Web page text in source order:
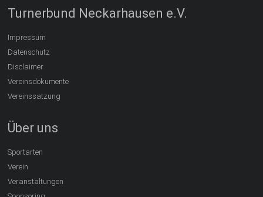
Turnerbund Neckarhausen e.V.
Impressum
Datenschutz
Disclaimer
Vereinsdokumente
Vereinssatzung
Über uns
Sportarten
Verein
Veranstaltungen